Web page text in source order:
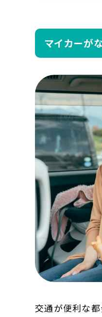
マイカーが
交通が便利な都